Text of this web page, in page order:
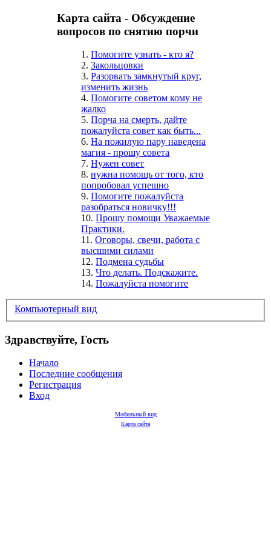
Карта сайта - Обсуждение
вопросов по снятию порчи
1.Помогите узнать - кто я?
2.Закольцовки
3.Разорвать замкнутый круг,
изменить жизнь
4.Помогите советом кому не
жалко
5.Порча на смерть, дайте
пожалуйста совет как быть...
6.На пожилую пару наведена
магия - прошу совета
7.Нужен совет
8.нужна помощь от того, кто
попробовал успешно
9.Помогите пожалуйста
разобраться новичку!!!
10.Прошу помощи Уважаемые
Практики.
11.Оговоры, свечи, работа с
высшими силами
12.Подмена судьбы
13.Что делать. Подскажите.
14.Пожалуйста помогите
Компьютерный вид
Здравствуйте, Гость
Начало
Последние сообщения
Регистрация
Вход
Мобильный вид
Карта сайта